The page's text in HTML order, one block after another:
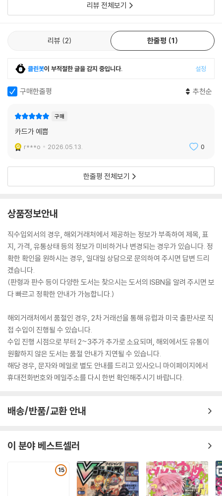
리뷰 전체보기
리뷰 2 한줄평 1
클린봇이 부적절한 글을 감지 중입니다. 설정
구매한줄평 추천순
구매
카드가 예쁨
r***o 2026.05.13. 0
한줄평 전체보기
상품정보안내
직수입외서의 경우, 해외거래처에서 제공하는 정보가 부족하여 제목, 표
지, 가격, 유통상태 등의 정보가 미비하거나 변경되는 경우가 있습니다. 정
확한 확인을 원하시는 경우, 일대일 상담으로 문의하여 주시면 답변 드리
겠습니다.
(판형과 판수 등이 다양한 도서는 찾으시는 도서의 ISBN을 알려 주시면 보
다 빠르고 정확한 안내가 가능합니다.)
해외거래처에서 품절인 경우, 2차 거래선을 통해 유럽과 미국 출판사로 직
접 수입이 진행될 수 있습니다.
수입 진행 시점으로 부터 2~3주가 추가로 소요되며, 해외에서도 유통이
원활하지 않은 도서는 품절 안내가 지연될 수 있습니다.
해당 경우, 문자와 메일로 별도 안내를 드리고 있사오니 마이페이지에서
휴대전화번호와 메일주소를 다시 한번 확인해주시기 바랍니다.
배송/반품/교환 안내
이 분야 베스트셀러
15